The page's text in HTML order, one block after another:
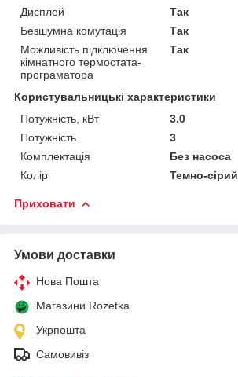
Дисплей
Так
Безшумна комутація
Так
Можливість підключення
кімнатного термостата-
програматора
Так
Користувальницькі характеристики
Потужність, кВт
3.0
Потужність
3
Комплектація
Без насоса
Колір
Темно-сірий
Приховати
Умови доставки
Нова Пошта
Магазини Rozetka
Укрпошта
Самовивіз